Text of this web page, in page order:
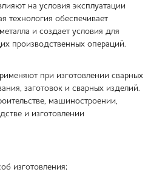
на условия эксплуатации
технология обеспечивает
и создает условия для
производственных операций.
при изготовлении сварных
заготовок и сварных изделий.
машиностроении,
и изготовлении
изготовления;